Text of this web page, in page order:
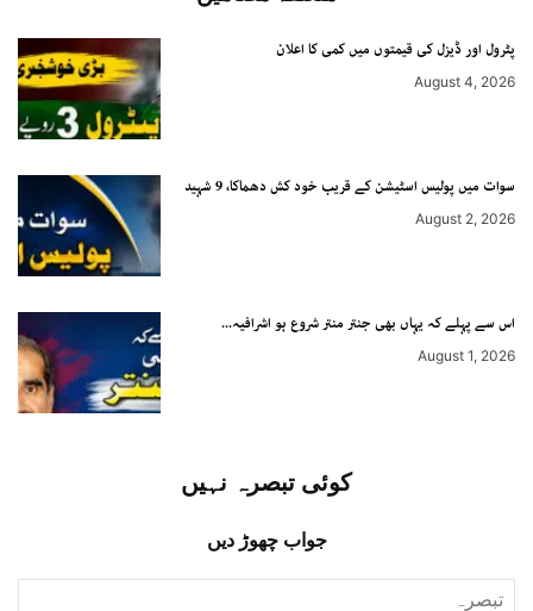
پٹرول اور ڈیزل کی قیمتوں میں کمی کا اعلان
August 4, 2026
سوات میں پولیس اسٹیشن کے قریب خود کش دھماکا، 9 شہید
August 2, 2026
اس سے پہلے کہ یہاں بھی جنتر منتر شروع ہو اشرافیہ...
August 1, 2026
کوئی تبصرہ نہیں
جواب چھوڑ دیں